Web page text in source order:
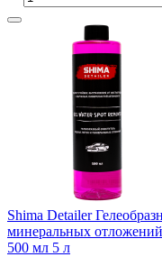
Shima Detailer
минеральных
500 мл 5 л